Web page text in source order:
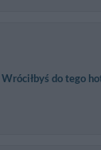
Wróciłbyś do tego